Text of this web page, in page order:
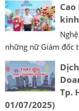
những nữ Giám đốc
Tp.
01/07/2025)